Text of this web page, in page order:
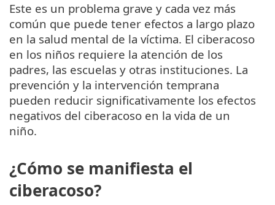
Este es un problema grave y cada vez más
común que puede tener efectos a largo plazo
en la salud mental de la víctima. El ciberacoso
en los niños requiere la atención de los
padres, las escuelas y otras instituciones. La
prevención y la intervención temprana
pueden reducir significativamente los efectos
negativos del ciberacoso en la vida de un
niño.
¿Cómo se manifiesta el
ciberacoso?